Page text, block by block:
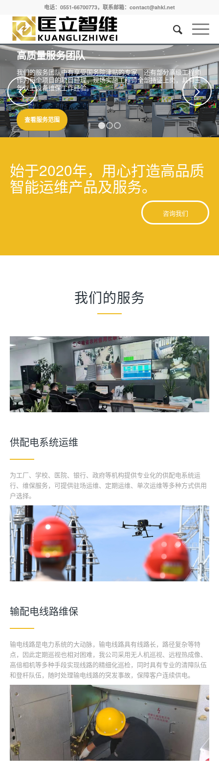
电话：0551-66700773，联系邮箱：contact@ahkl.net
高质量服务团队
我们的服务团队中有享受国务院津贴的专家，还有部分高级工程师
作为每个项目的项目经理，现场实施工程师全部持证上岗，具有三
年以上设备维保工作经验。
查看服务范围
下一页
始于2020年，用心打造高品质
智能运维产品及服务。
咨询我们
我们的服务
供配电系统运维
为工厂、学校、医院、银行、政府等机构提供专业化的供配电系统运
行、维保服务，可提供驻场运维、定期运维、单次运维等多种方式供用
户选择。
输配电线路维保
输电线路是电力系统的大动脉，输电线路具有线路长，路径复杂等特
点，因此定期巡视也相对困难，我公司采用无人机巡视、远程热成像、
高倍相机等多种手段实现线路的精细化巡检，同时具有专业的清障队伍
和登杆队伍，随时处理输电线路的突发事故，保障客户连续供电。